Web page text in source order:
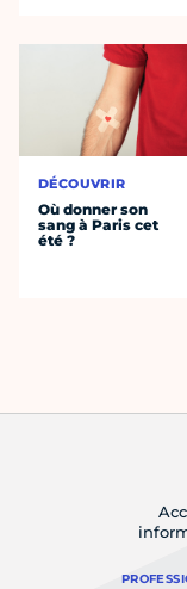
DÉCOUVRIR
Où donner son
sang à Paris cet
été ?